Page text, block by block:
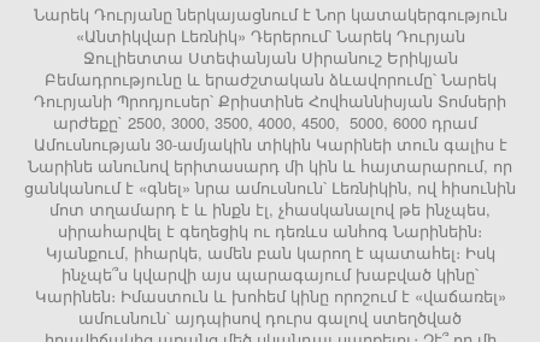
Նարեկ Դուրյանը ներկայացնում է Նոր կատակերգություն
«Անտիկվար Լեռնիկ» Դերերում՝ Նարեկ Դուրյան
Ջուլիետտա Ստեփանյան Սիրանուշ Երիկյան
Բեմադրությունը և երաժշտական ձևավորումը՝ Նարեկ
Դուրյանի Պրոդյուսեր՝ Քրիստինե Հովհաննիսյան Տոմսերի
արժեքը` 2500, 3000, 3500, 4000, 4500, 5000, 6000 դրամ
Ամուսնության 30-ամյակին տիկին Կարինեի տուն գալիս է
Նարինե անունով երիտասարդ մի կին և հայտարարում, որ
ցանկանում է «գնել» նրա ամուսնուն՝ Լեռնիկին, ով հիսունին
մոտ տղամարդ է և ինքն էլ, չհասկանալով թե ինչպես,
սիրահարվել է գեղեցիկ ու դեռևս անհոգ Նարինեին։
Կյանքում, իհարկե, ամեն բան կարող է պատահել։ Իսկ
ինչպե՞ս կվարվի այս պարագայում խաբված կինը՝
Կարինեն։ Իմաստուն և խոհեմ կինը որոշում է «վաճառել»
ամուսնուն՝ այդպիսով դուրս գալով ստեղծված